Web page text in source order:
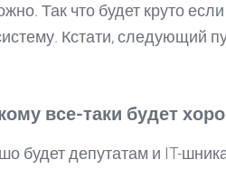
Так что будет круто
Кстати, следующий
все-таки будет
будет депутатам и IT-